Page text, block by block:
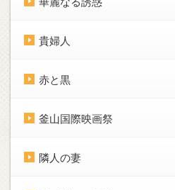
貴婦人
赤と黒
釜山国際映画祭
隣人の妻